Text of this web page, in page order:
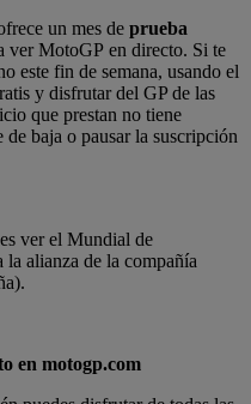
un mes de prueba
ver MotoGP en directo. Si te
este fin de semana, usando el
y disfrutar del GP de las
que prestan no tiene
baja o pausar la suscripción
ver el Mundial de
alianza de la compañía
en motogp.com